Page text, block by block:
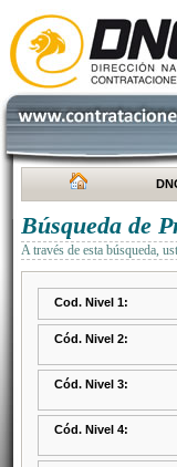
Búsqueda de
A través de esta búsqueda,
Cod. Nivel 1:
Cód. Nivel 2:
Cód. Nivel 3:
Cód. Nivel 4: